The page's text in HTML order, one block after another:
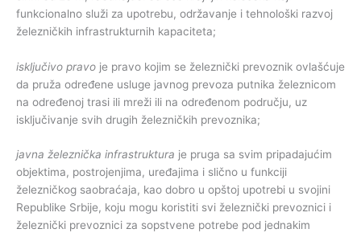
funkcionalno služi za upotrebu, održavanje i tehnološki razvoj
železničkih infrastrukturnih kapaciteta;
isključivo pravo je pravo kojim se železnički prevoznik ovlašćuje
da pruža određene usluge javnog prevoza putnika železnicom
na određenoj trasi ili mreži ili na određenom području, uz
isključivanje svih drugih železničkih prevoznika;
javna železnička infrastruktura je pruga sa svim pripadajućim
objektima, postrojenjima, uređajima i slično u funkciji
železničkog saobraćaja, kao dobro u opštoj upotrebi u svojini
Republike Srbije, koju mogu koristiti svi železnički prevoznici i
železnički prevoznici za sopstvene potrebe pod jednakim